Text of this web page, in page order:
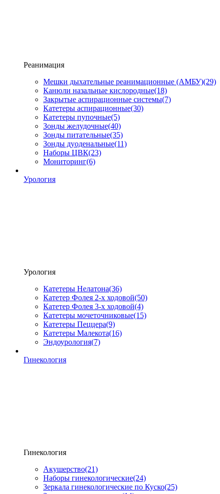
Реанимация
Мешки дыхательные реанимационные (АМБУ)(29)
Канюли назальные кислородные(18)
Закрытые аспирационные системы(7)
Катетеры аспирационные(30)
Катетеры пупочные(5)
Зонды желудочные(40)
Зонды питательные(35)
Зонды дуоденальные(11)
Наборы ЦВК(23)
Мониторинг(6)
Урология
Урология
Катетеры Нелатона(36)
Катетер Фолея 2-х ходовой(50)
Катетер Фолея 3-х ходовой(4)
Катетеры мочеточниковые(15)
Катетеры Пеццера(9)
Катетеры Малекота(16)
Эндоурология(7)
Гинекология
Гинекология
Акушерство(21)
Наборы гинекологические(24)
Зеркала гинекологические по Куско(25)